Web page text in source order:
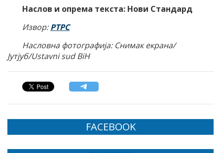
Наслов и опрема текста: Нови Стандард
Извор:РТРС
Насловна фотографија: Снимак екрана/
Јутјуб/Ustavni sud BiH
FACEBOOK